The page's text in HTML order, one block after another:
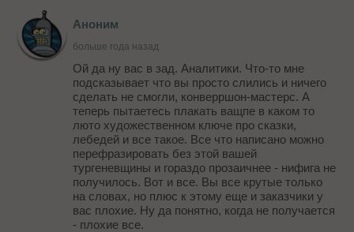
Аноним
больше года назад
Ой да ну вас в зад. Аналитики. Что-то мне
подсказывает что вы просто слились и ничего
сделать не смогли, конверршон-мастерс. А
теперь пытаетесь плакать ващпе в каком то
люто художественном ключе про сказки,
лебедей и все такое. Все что написано можно
перефразировать без этой вашей
тургеневщины и гораздо прозаичнее - нифига не
получилось. Вот и все. Вы все крутые только
на словах, но плюс к этому еще и заказчики у
вас плохие. Ну да понятно, когда не получается
- плохие все.